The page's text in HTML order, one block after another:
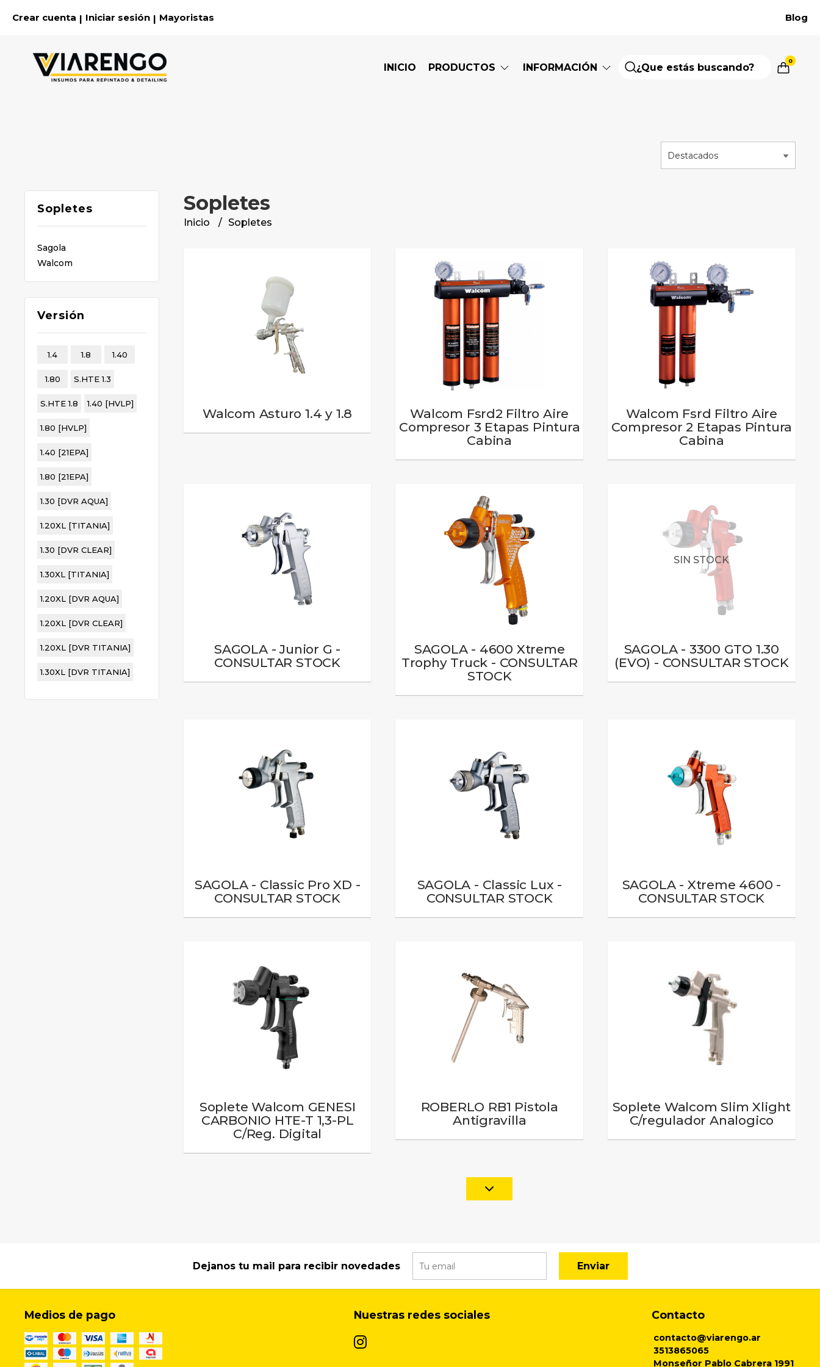
Crear cuenta | Iniciar sesión | Mayoristas Blog
INICIO PRODUCTOS INFORMACIÓN
0
Sopletes
Sagola
Walcom
Versión
1.4 1.8 1.40
1.80 S.HTE 1.3
S.HTE 1.8 1.40 [HVLP]
1.80 [HVLP]
1.40 [21EPA]
1.80 [21EPA]
1.30 [DVR AQUA]
1.20XL [TITANIA]
1.30 [DVR CLEAR]
1.30XL [TITANIA]
1.20XL [DVR AQUA]
1.20XL [DVR CLEAR]
1.20XL [DVR TITANIA]
1.30XL [DVR TITANIA]
Sopletes
Inicio Sopletes
Walcom Asturo 1.4 y 1.8
Walcom Fsrd2 Filtro Aire
Compresor 3 Etapas Pintura
Cabina
Walcom Fsrd Filtro Aire
Compresor 2 Etapas Pintura
Cabina
SAGOLA - Junior G -
CONSULTAR STOCK
SAGOLA - 4600 Xtreme
Trophy Truck - CONSULTAR
STOCK
SIN STOCK
SAGOLA - 3300 GTO 1.30
(EVO) - CONSULTAR STOCK
SAGOLA - Classic Pro XD -
CONSULTAR STOCK
SAGOLA - Classic Lux -
CONSULTAR STOCK
SAGOLA - Xtreme 4600 -
CONSULTAR STOCK
Soplete Walcom GENESI
CARBONIO HTE-T 1,3-PL
C/Reg. Digital
ROBERLO RB1 Pistola
Antigravilla
Soplete Walcom Slim Xlight
C/regulador Analogico
Dejanos tu mail para recibir novedades Enviar
Medios de pago Nuestras redes sociales Contacto
contacto@viarengo.ar
3513865065
Monseñor Pablo Cabrera 1991